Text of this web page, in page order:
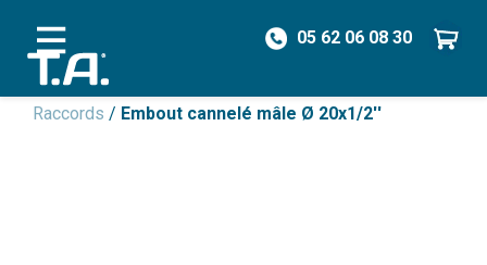
05 62 06 08 30
/ Pièces détachées
Raccords / Embout cannelé mâle Ø 20x1/2''